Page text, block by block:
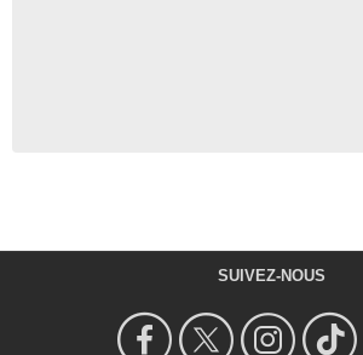
SUIVEZ-NOUS